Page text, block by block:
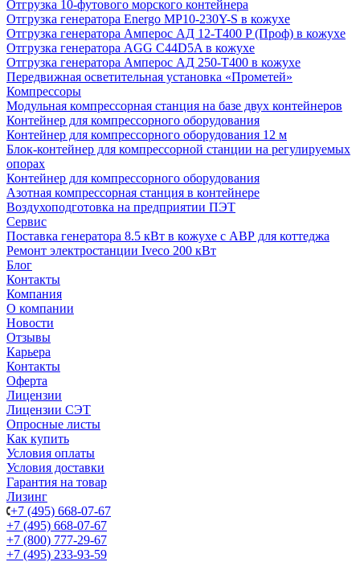
Отгрузка 10-футового морского контейнера
Отгрузка генератора Energo MP10-230Y-S в кожухе
Отгрузка генератора Амперос АД 12-Т400 P (Проф) в кожухе
Отгрузка генератора AGG C44D5A в кожухе
Отгрузка генератора Амперос АД 250-Т400 в кожухе
Передвижная осветительная установка «Прометей»
Компрессоры
Модульная компрессорная станция на базе двух контейнеров
Контейнер для компрессорного оборудования
Контейнер для компрессорного оборудования 12 м
Блок-контейнер для компрессорной станции на регулируемых
опорах
Контейнер для компрессорного оборудования
Азотная компрессорная станция в контейнере
Воздухоподготовка на предприятии ПЭТ
Сервис
Поставка генератора 8.5 кВт в кожухе с АВР для коттеджа
Ремонт электростанции Iveco 200 кВт
Блог
Контакты
Компания
О компании
Новости
Отзывы
Карьера
Контакты
Оферта
Лицензии
Лицензии СЭТ
Опросные листы
Как купить
Условия оплаты
Условия доставки
Гарантия на товар
Лизинг
+7 (495) 668-07-67
+7 (495) 668-07-67
+7 (800) 777-29-67
+7 (495) 233-93-59